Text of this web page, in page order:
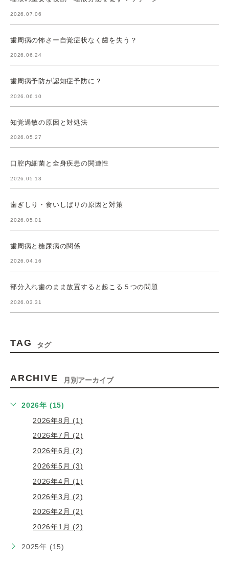
2026.07.06
歯周病の怖さー自覚症状なく歯を失う？
2026.06.24
歯周病予防が認知症予防に？
2026.06.10
知覚過敏の原因と対処法
2026.05.27
口腔内細菌と全身疾患の関連性
2026.05.13
歯ぎしり・食いしばりの原因と対策
2026.05.01
歯周病と糖尿病の関係
2026.04.16
部分入れ歯のまま放置すると起こる５つの問題
2026.03.31
TAG タグ
ARCHIVE 月別アーカイブ
2026年 (15)
2026年8月 (1)
2026年7月 (2)
2026年6月 (2)
2026年5月 (3)
2026年4月 (1)
2026年3月 (2)
2026年2月 (2)
2026年1月 (2)
2025年 (15)